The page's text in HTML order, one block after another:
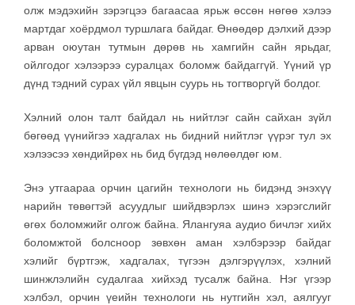
олж мэдэхийн зэрэгцээ багаасаа ярьж өссөн нөгөө хэлээ
мартдаг хоёрдмол туршлага байдаг. Өнөөдөр дэлхий дээр
арван оюутан тутмын дөрөв нь хамгийн сайн ярьдаг,
ойлгодог хэлээрээ суралцах боломж байдаггүй. Үүний үр
дүнд тэдний сурах үйл явцын суурь нь тогтворгүй болдог.
Хэлний олон талт байдал нь нийтлэг сайн сайхан зүйл
бөгөөд үүнийгээ хадгалах нь бидний нийтлэг үүрэг тул эх
хэлээсээ хөндийрөх нь бид бүгдэд нөлөөлдөг юм.
Энэ утгаараа орчин цагийн технологи нь бидэнд энэхүү
нарийн төвөгтэй асуудлыг шийдвэрлэх шинэ хэрэгслийг
өгөх боломжийг олгож байна. Ялангуяа аудио бичлэг хийх
боломжтой болсноор зөвхөн аман хэлбэрээр байдаг
хэлийг бүртгэж, хадгалах, түгээн дэлгэрүүлэх, хэлний
шинжлэлийн судалгаа хийхэд тусалж байна. Нэг үгээр
хэлбэл, орчин үеийн технологи нь нутгийн хэл, аялгууг